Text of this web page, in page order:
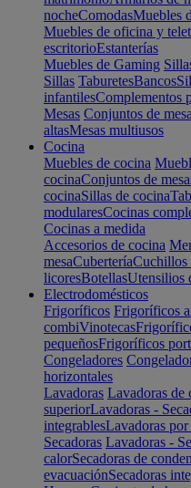
nocheComodasMuebles
Muebles de oficina y
escritorioEstanterías
Muebles de Gaming
Sillas TaburetesBancos
infantilesComplementos
Mesas Conjuntos de
altasMesas multiusos
Cocina
Muebles de cocina
cocinaConjuntos de
cocinaSillas de cocina
modularesCocinas
Cocinas a medida
Accesorios de cocina
mesaCuberteríaCuchillos
licoresBotellasUtensilios
Electrodomésticos
Frigoríficos Frigoríficos
combiVinotecas
pequeñosFrigoríficos
Congeladores
horizontales
Lavadoras Lavadoras de
superiorLavadoras -
integrablesLavadoras por
Secadoras Lavadoras -
calorSecadoras de
evacuaciónSecadoras